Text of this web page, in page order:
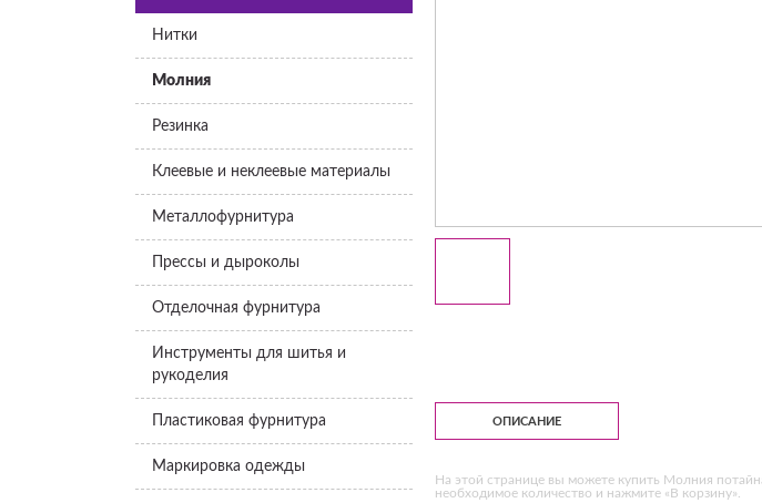
Нитки
Молния
Резинка
Клеевые и неклеевые материалы
Металлофурнитура
Прессы и дыроколы
Отделочная фурнитура
Инструменты для шитья и
рукоделия
Пластиковая фурнитура
Маркировка одежды
ОПИСАНИЕ
На этой странице вы можете купить Молния
необходимое количество и нажмите «В корзину».